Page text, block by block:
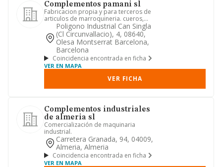
Complementos pamani sl
Fabricacion propia y para terceros de
articulos de marroquineria. cueros,
pieles y derivados. y com...
Poligono Industrial Can Singla
(cl Circunvallacio), 4, 08640,
Olesa Montserrat Barcelona,
Barcelona
Coincidencia encontrada en ficha
VER EN MAPA
VER FICHA
Complementos industriales
de almeria sl
Comercialización de maquinaria
industrial.
Carretera Granada, 94, 04009,
Almeria, Almeria
Coincidencia encontrada en ficha
VER EN MAPA